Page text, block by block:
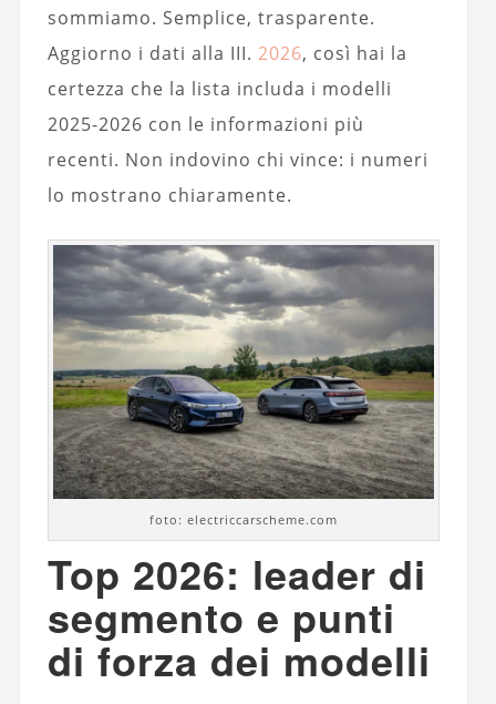
sommiamo. Semplice, trasparente.
Aggiorno i dati alla III. 2026, così hai la
certezza che la lista includa i modelli
2025-2026 con le informazioni più
recenti. Non indovino chi vince: i numeri
lo mostrano chiaramente.
foto: electriccarscheme.com
Top 2026: leader di
segmento e punti
di forza dei modelli